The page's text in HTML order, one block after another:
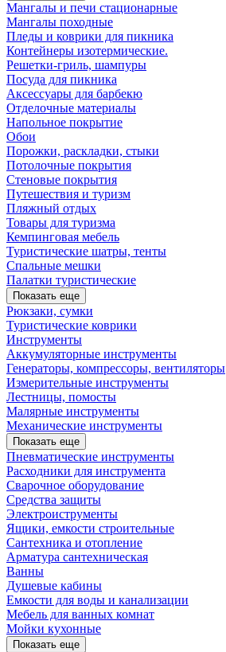
Мангалы и печи стационарные
Мангалы походные
Пледы и коврики для пикника
Контейнеры изотермические.
Решетки-гриль, шампуры
Посуда для пикника
Аксессуары для барбекю
Отделочные материалы
Напольное покрытие
Обои
Порожки, раскладки, стыки
Потолочные покрытия
Стеновые покрытия
Путешествия и туризм
Пляжный отдых
Товары для туризма
Кемпинговая мебель
Туристические шатры, тенты
Спальные мешки
Палатки туристические
Показать еще
Рюкзаки, сумки
Туристические коврики
Инструменты
Аккумуляторные инструменты
Генераторы, компрессоры, вентиляторы
Измерительные инструменты
Лестницы, помосты
Малярные инструменты
Механические инструменты
Показать еще
Пневматические инструменты
Расходники для инструмента
Сварочное оборудование
Средства защиты
Электроиструменты
Ящики, емкости строительные
Сантехника и отопление
Арматура сантехническая
Ванны
Душевые кабины
Емкости для воды и канализации
Мебель для ванных комнат
Мойки кухонные
Показать еще